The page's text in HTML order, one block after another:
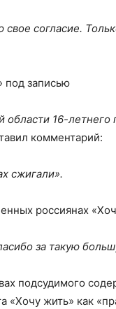
согласие.
под записью
16-летнего
комментарий:
сжигали».
россиянах
за такую
подсудимого
«Хочу жить» как